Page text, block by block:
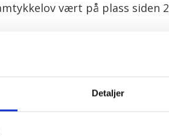
Detaljer
vært på plass siden
ifølge den nye loven som
regnet som voldtekt.
vi for samtykkelov, og
LO og Ap skal ha med